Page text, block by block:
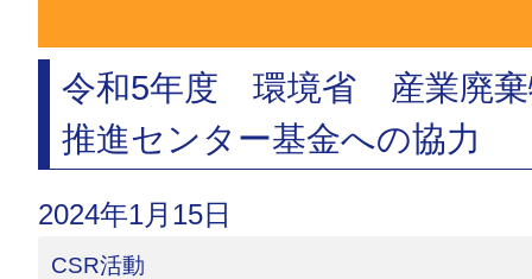
令和5年度 環境省 産業廃棄
推進センター基金への協力
2024年1月15日
CSR活動